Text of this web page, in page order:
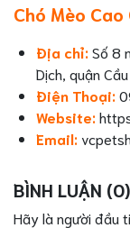
Chó Mèo Cao
Địa chỉ:Số 8
Dịch, quận
Điện Thoại:
Website:
Email:
BÌNH LUẬN (0)
Hãy là người đầu